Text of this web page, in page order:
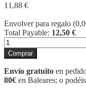
11,88 €
Envolver para regalo (
Total Payable: 12,50 €
ELS
TRES
REIS
D'ORIENT
cantidad
Comprar
Envío gratuito en
80€ en Baleares; o